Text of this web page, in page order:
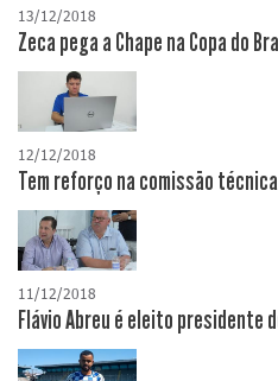
13/12/2018
Zeca pega a Chape na Copa do
12/12/2018
Tem reforço na comissão
11/12/2018
Flávio Abreu é eleito presidente